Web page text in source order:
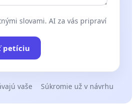
slovami. AI za vás pripraví
petíciu
vaše Súkromie už v návrhu